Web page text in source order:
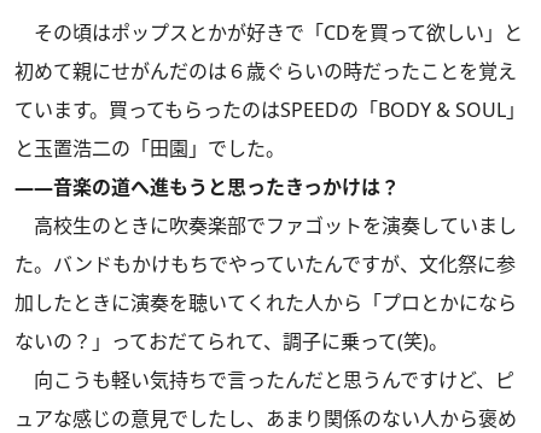
その頃はポップスとかが好きで「CDを買って欲しい」と
初めて親にせがんだのは６歳ぐらいの時だったことを覚え
ています。買ってもらったのはSPEEDの「BODY & SOUL」
と玉置浩二の「田園」でした。
――音楽の道へ進もうと思ったきっかけは？
高校生のときに吹奏楽部でファゴットを演奏していまし
た。バンドもかけもちでやっていたんですが、文化祭に参
加したときに演奏を聴いてくれた人から「プロとかになら
ないの？」っておだてられて、調子に乗って(笑)。
向こうも軽い気持ちで言ったんだと思うんですけど、ピ
ュアな感じの意見でしたし、あまり関係のない人から褒め